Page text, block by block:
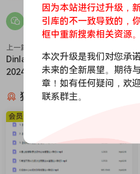
上一篇
Dinlab林靖凯网格与版式设计
2024【画质高清有课件】
猜你喜欢
会员免费
因为本站进行过升级，
引库的不一致导致的，
框中重新搜索相关资源。
本次升级是我们对您承
未来的全新展望。期待
章！如有任何疑问，欢
联系群主。